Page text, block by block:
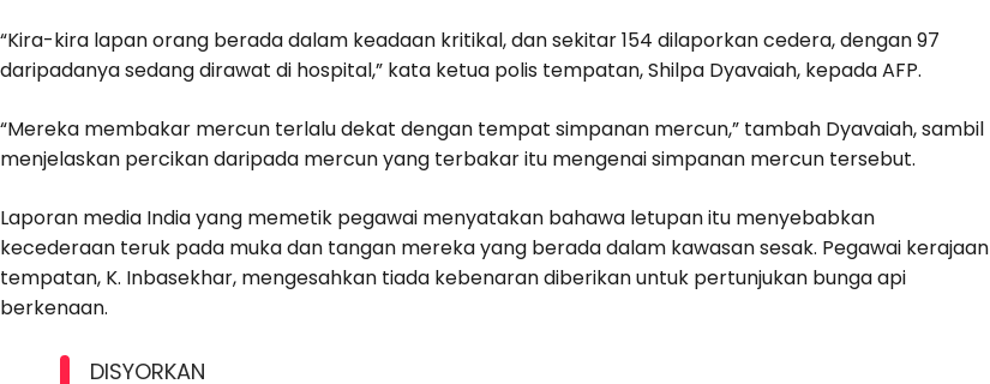
“Kira-kira lapan orang berada dalam keadaan kritikal, dan sekitar 154 dilaporkan cedera, dengan 97
daripadanya sedang dirawat di hospital,” kata ketua polis tempatan, Shilpa Dyavaiah, kepada AFP.
“Mereka membakar mercun terlalu dekat dengan tempat simpanan mercun,” tambah Dyavaiah, sambil
menjelaskan percikan daripada mercun yang terbakar itu mengenai simpanan mercun tersebut.
Laporan media India yang memetik pegawai menyatakan bahawa letupan itu menyebabkan
kecederaan teruk pada muka dan tangan mereka yang berada dalam kawasan sesak. Pegawai kerajaan
tempatan, K. Inbasekhar, mengesahkan tiada kebenaran diberikan untuk pertunjukan bunga api
berkenaan.
DISYORKAN